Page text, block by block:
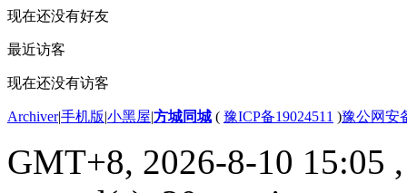
现在还没有好友
最近访客
现在还没有访客
Archiver|手机版|小黑屋|方城同城 ( 豫ICP备19024511 )豫公网安
GMT+8, 2026-8-10 15:05